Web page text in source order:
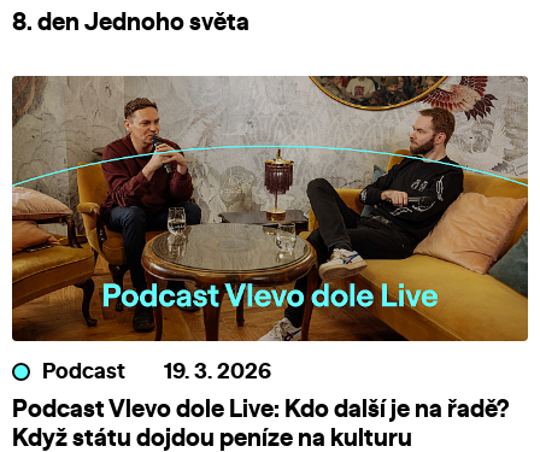
8. den Jednoho světa
Podcast 19. 3. 2026
Podcast Vlevo dole Live: Kdo další je na řadě?
Když státu dojdou peníze na kulturu